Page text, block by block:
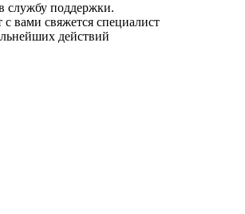
службу поддержки.
вами свяжется специалист
действий